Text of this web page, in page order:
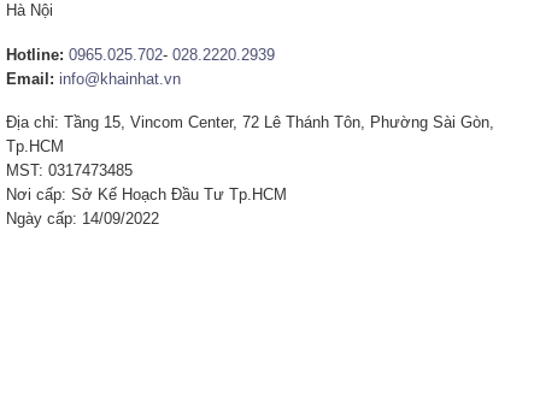
Hà Nội
Hotline: 0965.025.702- 028.2220.2939
Email: info@khainhat.vn
Địa chỉ: Tầng 15, Vincom Center, 72 Lê Thánh Tôn, Phường Sài Gòn,
Tp.HCM
MST: 0317473485
Nơi cấp: Sở Kế Hoạch Đầu Tư Tp.HCM
Ngày cấp: 14/09/2022